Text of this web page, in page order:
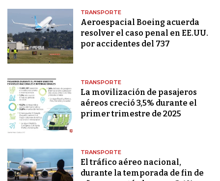
TRANSPORTE
Aeroespacial Boeing acuerda
resolver el caso penal en EE.UU.
por accidentes del 737
TRANSPORTE
La movilización de pasajeros
aéreos creció 3,5% durante el
primer trimestre de 2025
TRANSPORTE
El tráfico aéreo nacional,
durante la temporada de fin de